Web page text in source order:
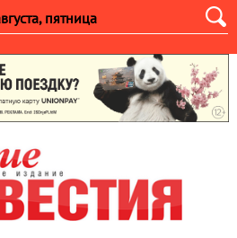
пятница